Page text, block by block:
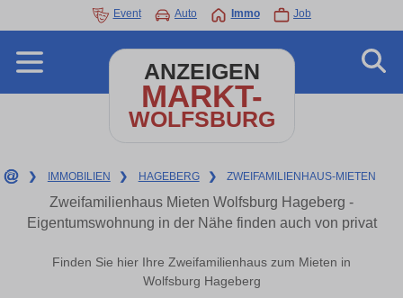
Event Auto Immo Job
ANZEIGEN
MARKT-
WOLFSBURG
❯ IMMOBILIEN ❯ HAGEBERG ❯ ZWEIFAMILIENHAUS-MIETEN
Zweifamilienhaus Mieten Wolfsburg Hageberg -
Eigentumswohnung in der Nähe finden auch von privat
Finden Sie hier Ihre Zweifamilienhaus zum Mieten in
Wolfsburg Hageberg